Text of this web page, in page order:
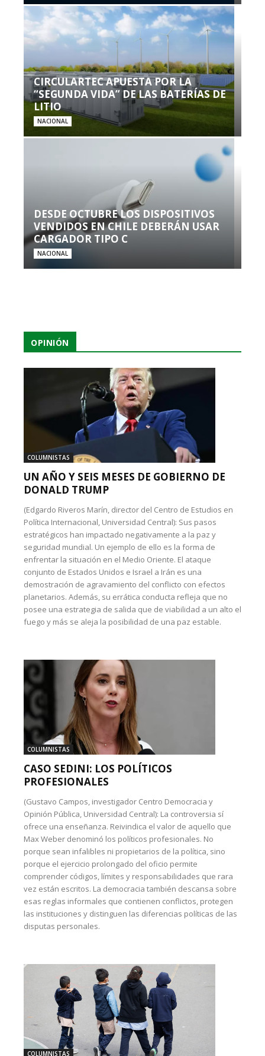
CIRCULARTEC APUESTA POR LA
“SEGUNDA VIDA” DE LAS BATERÍAS DE
LITIO
NACIONAL
DESDE OCTUBRE LOS DISPOSITIVOS
VENDIDOS EN CHILE DEBERÁN USAR
CARGADOR TIPO C
NACIONAL
OPINIÓN
COLUMNISTAS
UN AÑO Y SEIS MESES DE GOBIERNO DE
DONALD TRUMP
(Edgardo Riveros Marín, director del Centro de Estudios en
Política Internacional, Universidad Central): Sus pasos
estratégicos han impactado negativamente a la paz y
seguridad mundial. Un ejemplo de ello es la forma de
enfrentar la situación en el Medio Oriente. El ataque
conjunto de Estados Unidos e Israel a Irán es una
demostración de agravamiento del conflicto con efectos
planetarios. Además, su errática conducta refleja que no
posee una estrategia de salida que de viabilidad a un alto el
fuego y más se aleja la posibilidad de una paz estable.
COLUMNISTAS
CASO SEDINI: LOS POLÍTICOS
PROFESIONALES
(Gustavo Campos, investigador Centro Democracia y
Opinión Pública, Universidad Central): La controversia sí
ofrece una enseñanza. Reivindica el valor de aquello que
Max Weber denominó los políticos profesionales. No
porque sean infalibles ni propietarios de la política, sino
porque el ejercicio prolongado del oficio permite
comprender códigos, límites y responsabilidades que rara
vez están escritos. La democracia también descansa sobre
esas reglas informales que contienen conflictos, protegen
las instituciones y distinguen las diferencias políticas de las
disputas personales.
COLUMNISTAS